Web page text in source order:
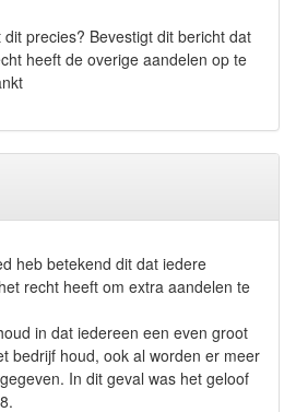
dit precies? Bevestigt dit bericht dat
heeft de overige aandelen op te
heb betekend dit dat iedere
recht heeft om extra aandelen te
in dat iedereen een even groot
bedrijf houd, ook al worden er meer
In dit geval was het geloof